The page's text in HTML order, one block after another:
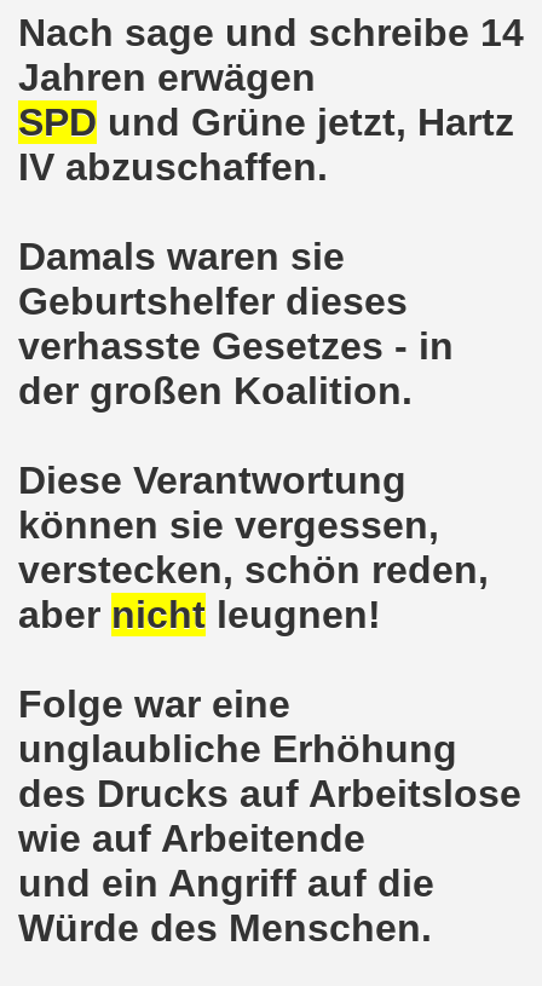
Nach sage und schreibe 14
Jahren erwägen
SPD und Grüne jetzt, Hartz
IV abzuschaffen.
Damals waren sie
Geburtshelfer dieses
verhasste Gesetzes - in
der großen Koalition.
Diese Verantwortung
können sie vergessen,
verstecken, schön reden,
aber nicht leugnen!
Folge war eine
unglaubliche Erhöhung
des Drucks auf Arbeitslose
wie auf Arbeitende
und ein Angriff auf die
Würde des Menschen.
als einer der Schwerpunkt-Themen am 12.04.2021 der
am 29.03.2021 mit großem Zuspruch -
Bewegung am 29.03.2021 steht konsequent
Bewegung am 08.03.2021 im Zeichen des
Montagsdemo-Bewegung am 08. März
bei Eiseskälte gegen die katastrophale Flüchtlings-
Montagsdemo-Bewegung am 15. Februar 2021
Bewegung am 23.11.2020 zum heißen Eisen Corona
Bewegung am 02.11.2020 - auf der Straße gegen das
am 10.10.2020 in Düsseldorf
auf die Bevölkerung! Beschäftigte und Arbeitslose
ruft auf: Kommt mit am 10.10.2020 gemeinsam
Brennpunkte am 14.09.2020: Wahlauswertung - Lage
Bewegung am 14.09.2020 mit breiter Themenpalette
ich (Thomas Kistermann) zur Kommunalwahl für das